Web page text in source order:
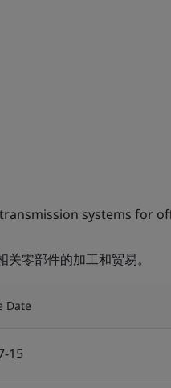
systems for
零部件的加工和贸易。
Date
15